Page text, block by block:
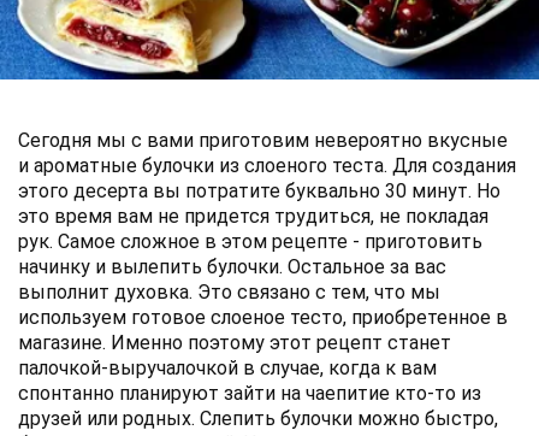
Сегодня мы с вами приготовим невероятно вкусные
и ароматные булочки из слоеного теста. Для создания
этого десерта вы потратите буквально 30 минут. Но
это время вам не придется трудиться, не покладая
рук. Самое сложное в этом рецепте - приготовить
начинку и вылепить булочки. Остальное за вас
выполнит духовка. Это связано с тем, что мы
используем готовое слоеное тесто, приобретенное в
магазине. Именно поэтому этот рецепт станет
палочкой-выручалочкой в ​​случае, когда к вам
спонтанно планируют зайти на чаепитие кто-то из
друзей или родных. Слепить булочки можно быстро,